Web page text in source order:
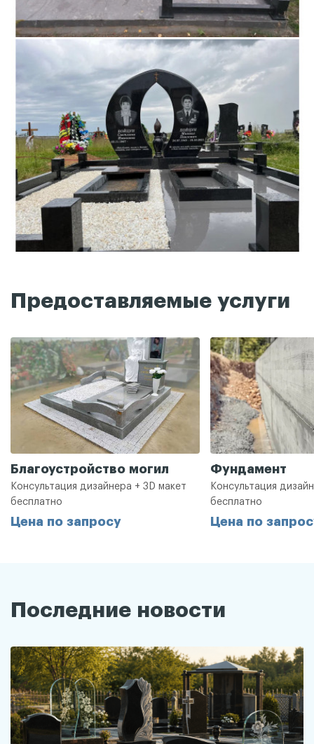
Предоставляемые услуги
Благоустройство могил
Консультация дизайнера + 3D макет
бесплатно
Цена по запросу
Фундамент
Консультация
бесплатно
Цена по
Последние новости